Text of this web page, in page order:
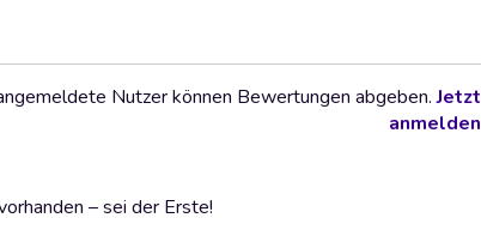
– sei der Erste!
Nutzer können Bewertungen abgeben.Jetzt
anmelden